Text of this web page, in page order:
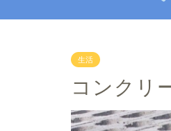
生活
コンクリ